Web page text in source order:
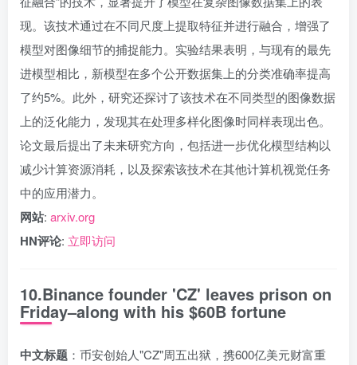
现。该技术通过在不同尺度上提取特征并进行融合，增强了
模型对图像细节的捕捉能力。实验结果表明，与现有的最先
进模型相比，新模型在多个公开数据集上的分类准确率提高
了约5%。此外，研究还探讨了该技术在不同类型的图像数据
上的泛化能力，发现其在处理多样化图像时同样表现出色。
论文最后提出了未来研究方向，包括进一步优化模型结构以
减少计算资源消耗，以及探索该技术在其他计算机视觉任务
中的应用潜力。
网站: arxiv.org
HN评论: 立即访问
10.Binance founder 'CZ' leaves prison on
Friday–along with his $60B fortune
中文标题 ：币安创始人"CZ"周五出狱，携600亿美元财富重